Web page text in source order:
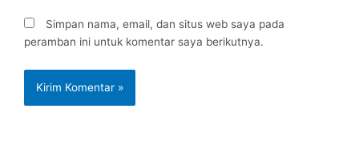
Simpan nama, email, dan situs web saya pada
peramban ini untuk komentar saya berikutnya.